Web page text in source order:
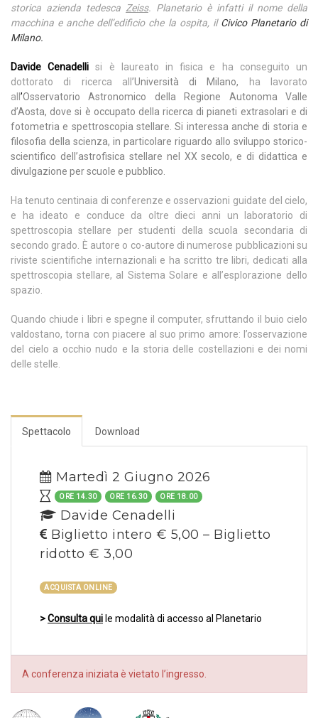
storica azienda tedesca Zeiss. Planetario è infatti il nome della
macchina e anche dell’edificio che la ospita, il Civico Planetario di
Milano.
Davide Cenadellisi è laureato in fisica e ha conseguito un
dottorato di ricerca all ’Università di Milano, ha lavorato
all ’Osservatorio Astronomico della Regione Autonoma Valle
d’Aosta, dove si è occupato della ricerca di pianeti extrasolari e di
fotometria e spettroscopia stellare. Si interessa anche di storia e
filosofia della scienza, in particolare riguardo allo sviluppo storico-
scientifico dell’astrofisica stellare nel XX secolo, e di didattica e
divulgazione per scuole e pubblico.
Ha tenuto centinaia di conferenze e osservazioni guidate del cielo,
e ha ideato e conduce da oltre dieci anni un laboratorio di
spettroscopia stellare per studenti della scuola secondaria di
secondo grado. È autore o co-autore di numerose pubblicazioni su
riviste scientifiche internazionali e ha scritto tre libri, dedicati alla
spettroscopia stellare, al Sistema Solare e all’esplorazione dello
spazio.
Quando chiude i libri e spegne il computer, sfruttando il buio cielo
valdostano, torna con piacere al suo primo amore: l’osservazione
del cielo a occhio nudo e la storia delle costellazioni e dei nomi
delle stelle.
Spettacolo Download
Martedì 2 Giugno 2026
ORE 14.30 ORE 16.30 ORE 18.00
Davide Cenadelli
Biglietto intero € 5,00 – Biglietto
ridotto € 3,00
ACQUISTA ONLINE
>Consulta qui le modalità di accesso al Planetario
A conferenza iniziata è vietato l’ingresso.